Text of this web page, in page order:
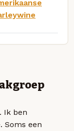
Ik ben
Soms een